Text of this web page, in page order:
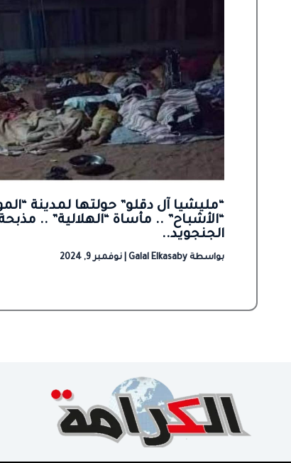
“مليشيا آل دقلو” حولتها لمدينة
“الأشباح” .. مأساة “الهلالية” ..
الجنجويد..
بواسطة Galal Elkasaby نوفمبر 9, 2024